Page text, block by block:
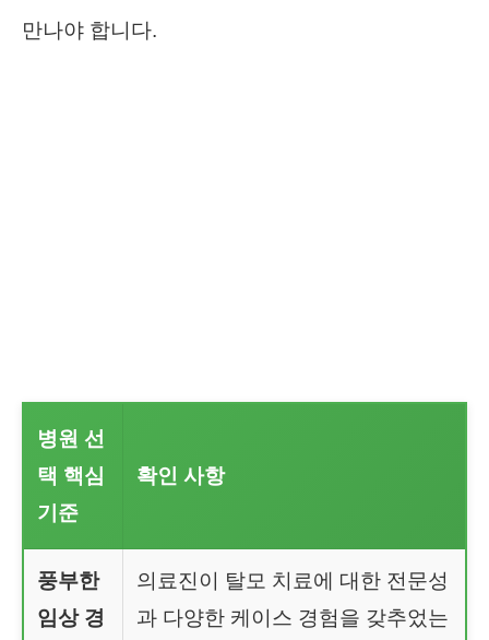
만나야 합니다.
병원 선
택 핵심
기준
확인 사항
풍부한
임상 경
의료진이 탈모 치료에 대한 전문성
과 다양한 케이스 경험을 갖추었는